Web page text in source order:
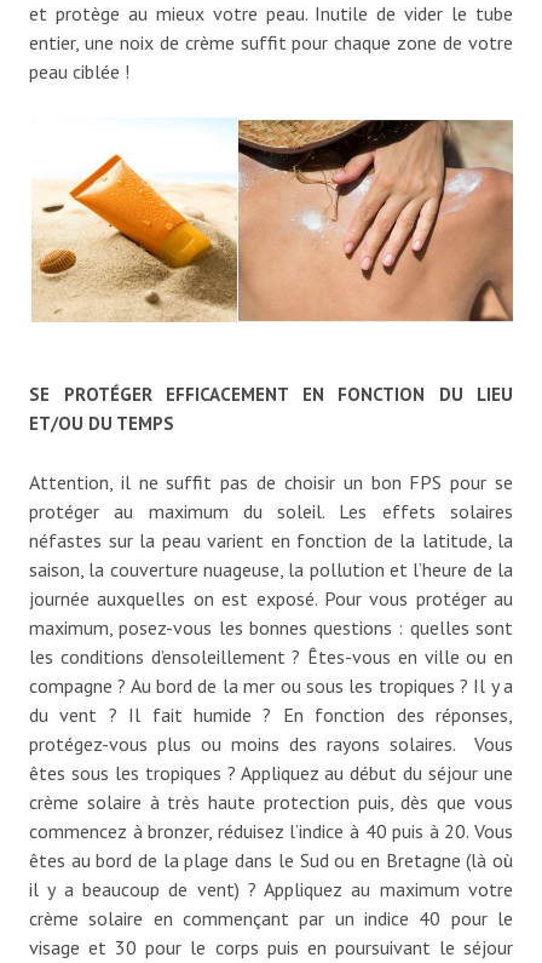
et protège au mieux votre peau. Inutile de vider le tube
entier, une noix de crème suffit pour chaque zone de votre
peau ciblée !
SE PROTÉGER EFFICACEMENT EN FONCTION DU LIEU
ET/OU DU TEMPS
Attention, il ne suffit pas de choisir un bon FPS pour se
protéger au maximum du soleil. Les effets solaires
néfastes sur la peau varient en fonction de la latitude, la
saison, la couverture nuageuse, la pollution et l’heure de la
journée auxquelles on est exposé. Pour vous protéger au
maximum, posez-vous les bonnes questions : quelles sont
les conditions d’ensoleillement ? Êtes-vous en ville ou en
compagne ? Au bord de la mer ou sous les tropiques ? Il y a
du vent ? Il fait humide ? En fonction des réponses,
protégez-vous plus ou moins des rayons solaires. Vous
êtes sous les tropiques ? Appliquez au début du séjour une
crème solaire à très haute protection puis, dès que vous
commencez à bronzer, réduisez l’indice à 40 puis à 20. Vous
êtes au bord de la plage dans le Sud ou en Bretagne (là où
il y a beaucoup de vent) ? Appliquez au maximum votre
crème solaire en commençant par un indice 40 pour le
visage et 30 pour le corps puis en poursuivant le séjour